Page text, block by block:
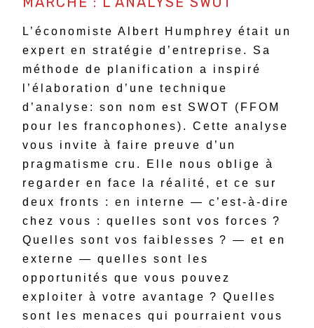
L’économiste Albert Humphrey était un
expert en stratégie d’entreprise. Sa
méthode de planification a inspiré
l’élaboration d’une technique
d’analyse: son nom est SWOT (FFOM
pour les francophones). Cette analyse
vous invite à faire preuve d’un
pragmatisme cru. Elle nous oblige à
regarder en face la réalité, et ce sur
deux fronts : en interne — c’est-à-dire
chez vous : quelles sont vos forces ?
Quelles sont vos faiblesses ? — et en
externe — quelles sont les
opportunités que vous pouvez
exploiter à votre avantage ? Quelles
sont les menaces qui pourraient vous